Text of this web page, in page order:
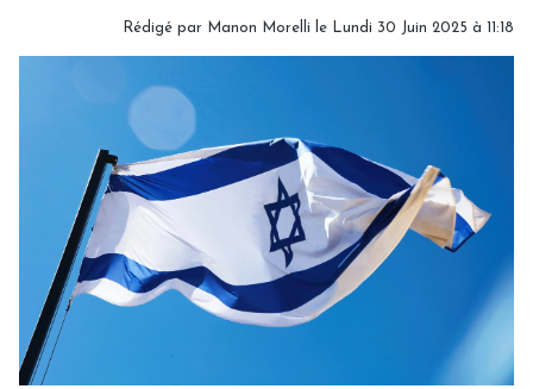
Rédigé par Manon Morelli le Lundi 30 Juin 2025 à 11:18